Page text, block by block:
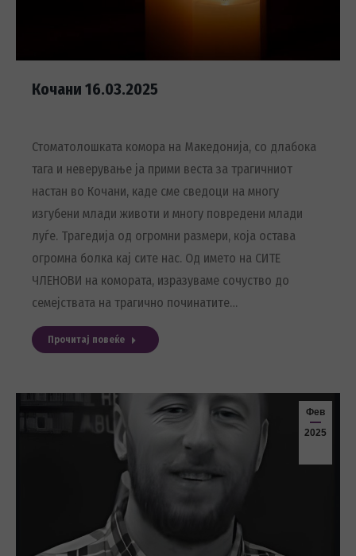
Кочани 16.03.2025
Стоматолошката комора на Македонија, со длабока
тага и неверување ја прими веста за трагичниот
настан во Кочани, каде сме сведоци на многу
изгубени млади животи и многу повредени млади
луѓе. Трагедија од огромни размери, која остава
огромна болка кај сите нас. Од името на СИТЕ
ЧЛЕНОВИ на комората, изразуваме сочуство до
семејствата на трагично починатите…
Прочитај повеќе
Фев
2025